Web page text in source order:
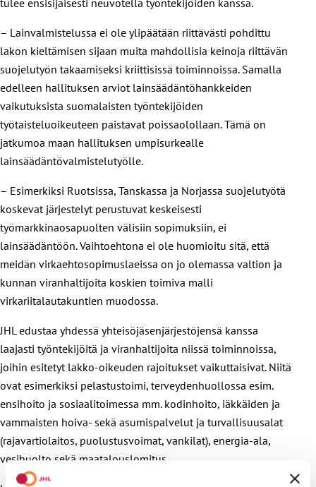
tulee ensisijaisesti neuvotella työntekijöiden kanssa.
– Lainvalmistelussa ei ole ylipäätään riittävästi pohdittu
lakon kieltämisen sijaan muita mahdollisia keinoja riittävän
suojelutyön takaamiseksi kriittisissä toiminnoissa. Samalla
edelleen hallituksen arviot lainsäädäntöhankkeiden
vaikutuksista suomalaisten työntekijöiden
työtaisteluoikeuteen paistavat poissaolollaan. Tämä on
jatkumoa maan hallituksen umpisurkealle
lainsäädäntövalmistelutyölle.
– Esimerkiksi Ruotsissa, Tanskassa ja Norjassa suojelutyötä
koskevat järjestelyt perustuvat keskeisesti
työmarkkinaosapuolten välisiin sopimuksiin, ei
lainsäädäntöön. Vaihtoehtona ei ole huomioitu sitä, että
meidän virkaehtosopimuslaeissa on jo olemassa valtion ja
kunnan viranhaltijoita koskien toimiva malli
virkariitalautakuntien muodossa.
JHL edustaa yhdessä yhteisöjäsenjärjestöjensä kanssa
laajasti työntekijöitä ja viranhaltijoita niissä toiminnoissa,
joihin esitetyt lakko-oikeuden rajoitukset vaikuttaisivat. Niitä
ovat esimerkiksi pelastustoimi, terveydenhuollossa esim.
ensihoito ja sosiaalitoimessa mm. kodinhoito, iäkkäiden ja
vammaisten hoiva- sekä asumispalvelut ja turvallisuusalat
(rajavartiolaitos, puolustusvoimat, vankilat), energia-ala,
vesihuolto sekä maatalouslomitus.